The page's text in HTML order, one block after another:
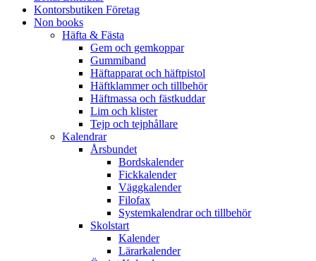
Kontorsbutiken Företag
Non books
Häfta & Fästa
Gem och gemkoppar
Gummiband
Häftapparat och häftpistol
Häftklammer och tillbehör
Häftmassa och fästkuddar
Lim och klister
Tejp och tejphållare
Kalendrar
Årsbundet
Bordskalender
Fickkalender
Väggkalender
Filofax
Systemkalendrar och tillbehör
Skolstart
Kalender
Lärarkalender